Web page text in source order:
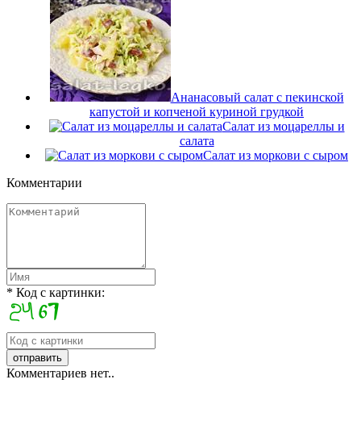
Ананасовый салат с пекинской
капустой и копченой куриной грудкой
Салат из моцареллы и
салата
Салат из моркови с сыром
Комментарии
* Код с картинки:
Комментариев нет..